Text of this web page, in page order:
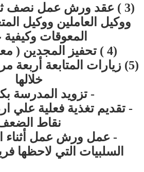
(3 ) عقد ورش عمل نصف
ووكيل العاملين ووكيل
المعوقات وكيفية
(4 ) تحفيز المجدين ( معنويا – ماديا )
(5) زيارات المتابعة أربعة
خلالها
- تزويد المدرسة
- تقديم تغذية فعلية علي
نقاط
- عمل ورش عمل أثناء
السلبيات التي لاحظها